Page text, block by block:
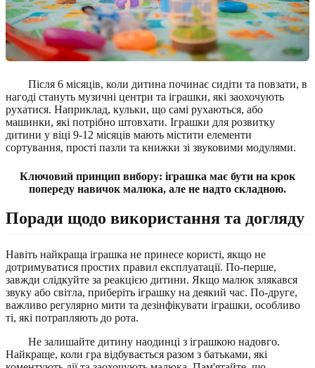
Після 6 місяців, коли дитина починає сидіти та повзати, в
нагоді стануть музичні центри та іграшки, які заохочують
рухатися. Наприклад, кульки, що самі рухаються, або
машинки, які потрібно штовхати. Іграшки для розвитку
дитини у віці 9-12 місяців мають містити елементи
сортування, прості пазли та книжки зі звуковими модулями.
Ключовий принцип вибору: іграшка має бути на крок
попереду навичок малюка, але не надто складною.
Поради щодо використання та догляду
Навіть найкраща іграшка не принесе користі, якщо не
дотримуватися простих правил експлуатації. По-перше,
завжди слідкуйте за реакцією дитини. Якщо малюк злякався
звуку або світла, приберіть іграшку на деякий час. По-друге,
важливо регулярно мити та дезінфікувати іграшки, особливо
ті, які потрапляють до рота.
Не залишайте дитину наодинці з іграшкою надовго.
Найкраще, коли гра відбувається разом з батьками, які